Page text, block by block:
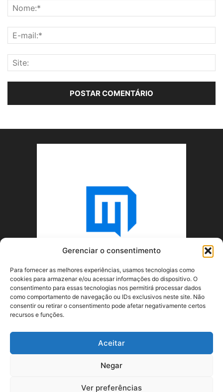
Gerenciar o consentimento
Para fornecer as melhores experiências, usamos tecnologias como
cookies para armazenar e/ou acessar informações do dispositivo. O
consentimento para essas tecnologias nos permitirá processar dados
como comportamento de navegação ou IDs exclusivos neste site. Não
consentir ou retirar o consentimento pode afetar negativamente certos
recursos e funções.
Aceitar
Negar
Ver preferências
SIGA-NOS